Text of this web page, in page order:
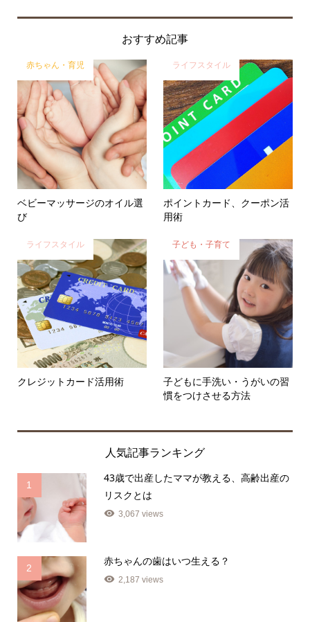
おすすめ記事
赤ちゃん・育児
ベビーマッサージのオイル選
び
ライフスタイル
ポイントカード、クーポン活
用術
ライフスタイル
クレジットカード活用術
子ども・子育て
子どもに手洗い・うがいの習
慣をつけさせる方法
人気記事ランキング
1
43歳で出産したママが教える、高齢出産の
リスクとは
3,067 views
2
赤ちゃんの歯はいつ生える？
2,187 views